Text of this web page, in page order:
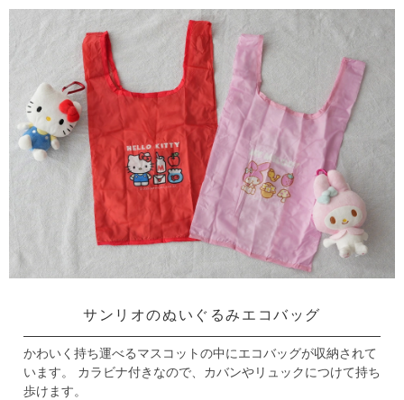
サンリオのぬいぐるみエコバッグ
かわいく持ち運べるマスコットの中にエコバッグが収納されて
います。
カラビナ付きなので、カバンやリュックにつけて持ち
歩けます。